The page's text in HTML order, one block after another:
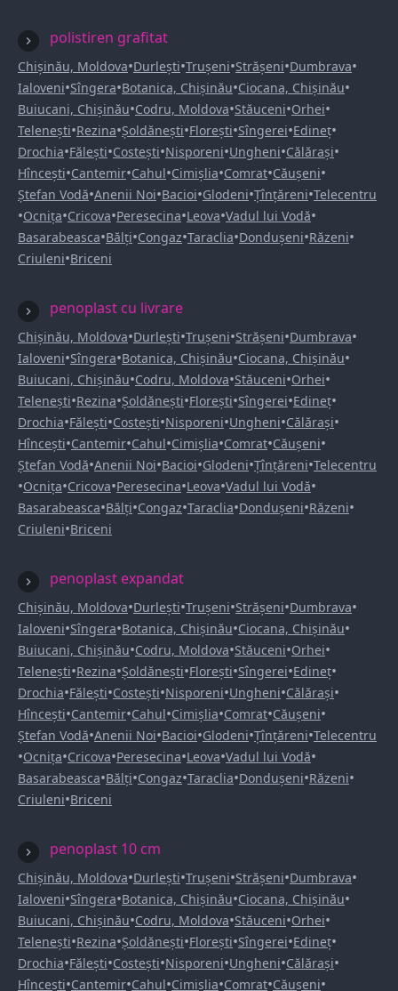
polistiren grafitat
Chișinău, Moldova•Durlești•Trușeni•Strășeni•Dumbrava•
Ialoveni•Sîngera•Botanica, Chișinău•Ciocana, Chișinău•
Buiucani, Chișinău•Codru, Moldova•Stăuceni•Orhei•
Telenești•Rezina•Șoldănești•Florești•Sîngerei•Edineț•
Drochia•Fălești•Costești•Nisporeni•Ungheni•Călărași•
Hîncești•Cantemir•Cahul•Cimișlia•Comrat•Căușeni•
Ștefan Vodă•Anenii Noi•Bacioi•Glodeni•Țînțăreni•Telecentru
•Ocnița•Cricova•Peresecina•Leova•Vadul lui Vodă•
Basarabeasca•Bălți•Congaz•Taraclia•Dondușeni•Răzeni•
Criuleni•Briceni
penoplast cu livrare
Chișinău, Moldova•Durlești•Trușeni•Strășeni•Dumbrava•
Ialoveni•Sîngera•Botanica, Chișinău•Ciocana, Chișinău•
Buiucani, Chișinău•Codru, Moldova•Stăuceni•Orhei•
Telenești•Rezina•Șoldănești•Florești•Sîngerei•Edineț•
Drochia•Fălești•Costești•Nisporeni•Ungheni•Călărași•
Hîncești•Cantemir•Cahul•Cimișlia•Comrat•Căușeni•
Ștefan Vodă•Anenii Noi•Bacioi•Glodeni•Țînțăreni•Telecentru
•Ocnița•Cricova•Peresecina•Leova•Vadul lui Vodă•
Basarabeasca•Bălți•Congaz•Taraclia•Dondușeni•Răzeni•
Criuleni•Briceni
penoplast expandat
Chișinău, Moldova•Durlești•Trușeni•Strășeni•Dumbrava•
Ialoveni•Sîngera•Botanica, Chișinău•Ciocana, Chișinău•
Buiucani, Chișinău•Codru, Moldova•Stăuceni•Orhei•
Telenești•Rezina•Șoldănești•Florești•Sîngerei•Edineț•
Drochia•Fălești•Costești•Nisporeni•Ungheni•Călărași•
Hîncești•Cantemir•Cahul•Cimișlia•Comrat•Căușeni•
Ștefan Vodă•Anenii Noi•Bacioi•Glodeni•Țînțăreni•Telecentru
•Ocnița•Cricova•Peresecina•Leova•Vadul lui Vodă•
Basarabeasca•Bălți•Congaz•Taraclia•Dondușeni•Răzeni•
Criuleni•Briceni
penoplast 10 cm
Chișinău, Moldova•Durlești•Trușeni•Strășeni•Dumbrava•
Ialoveni•Sîngera•Botanica, Chișinău•Ciocana, Chișinău•
Buiucani, Chișinău•Codru, Moldova•Stăuceni•Orhei•
Telenești•Rezina•Șoldănești•Florești•Sîngerei•Edineț•
Drochia•Fălești•Costești•Nisporeni•Ungheni•Călărași•
Hîncești•Cantemir•Cahul•Cimișlia•Comrat•Căușeni•